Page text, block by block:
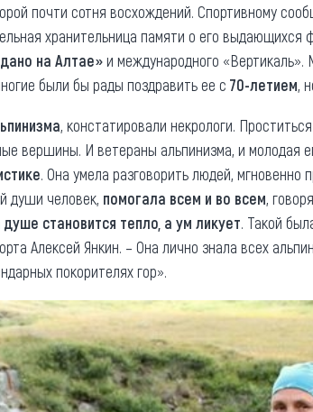
почти сотня восхождений. Спортивному
хранительница памяти о его выдающихся
на Алтае»и международного
были бы рады поздравить ее с 70-летием,
, констатировали некрологи.
вершины. И ветераны альпинизма, и молодая
. Она умела разговорить людей, мгновенно
души человек, помогала всем и во всем,
душе становится тепло, а ум ликует. Такой
Алексей Янкин. – Она лично знала всех
покорителях гор».